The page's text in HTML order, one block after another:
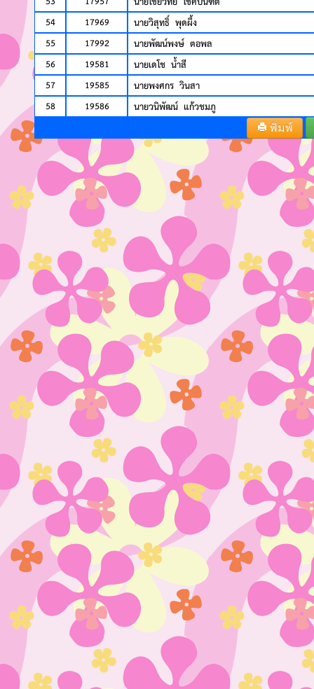
54 17969 นายวิสุทธิ์ พุดผึ้ง
55 17992 นายพัฒน์พงษ์ ตอพล
56 19581 นายเดโช น้ำสี
57 19585 นายพงศกร วินสา
58 19586 นายวนิพัฒน์ แก้วชมภู
พิมพ์